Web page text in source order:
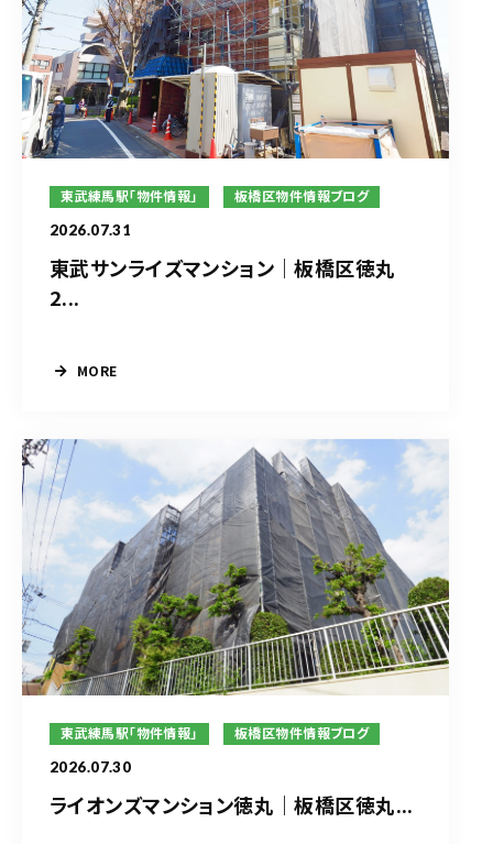
東武練馬駅「物件情報」 板橋区物件情報ブログ
2026.07.31
東武サンライズマンション｜板橋区徳丸
2...
MORE
東武練馬駅「物件情報」 板橋区物件情報ブログ
2026.07.30
ライオンズマンション徳丸｜板橋区徳丸...